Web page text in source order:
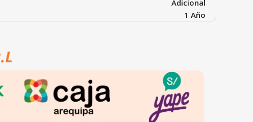
Adicional
1 Año